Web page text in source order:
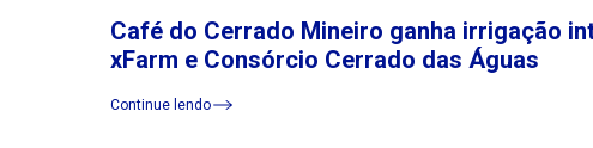
Café do Cerrado Mineiro ganha irrigação
xFarm e Consórcio Cerrado das Águas
Continue lendo